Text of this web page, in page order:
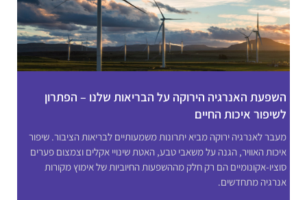
השפעת האנרגיה הירוקה על הבריאות שלנו – הפתרון
לשיפור איכות החיים
מעבר לאנרגיה ירוקה מביא יתרונות משמעותיים לבריאות הציבור. שיפור
איכות האוויר, הגנה על משאבי טבע, האטת שינויי אקלים וצמצום פערים
סוציו-אקונומיים הם רק חלק מההשפעות החיוביות של אימוץ מקורות
אנרגיה מתחדשים.